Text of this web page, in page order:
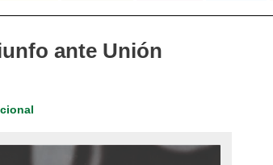
ante Unión